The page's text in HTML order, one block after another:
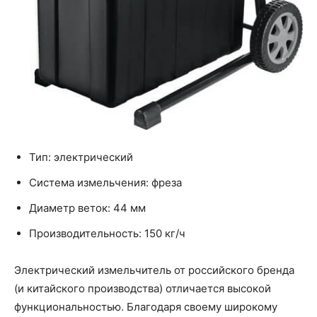
Тип: электрический
Система измельчения: фреза
Диаметр веток: 44 мм
Производительность: 150 кг/ч
Электрический измельчитель от российского бренда
(и китайского производства) отличается высокой
функциональностью. Благодаря своему широкому